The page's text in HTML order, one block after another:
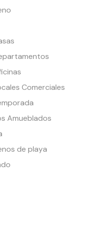
Comerciales
Amueblados
de playa